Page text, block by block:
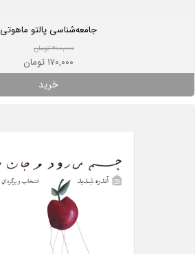
جامعه‌شناسی پالتو ماهوتی
۲۰۰,۰۰۰ تومان
۱۷۰,۰۰۰ تومان
خرید